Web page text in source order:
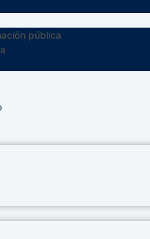
pública